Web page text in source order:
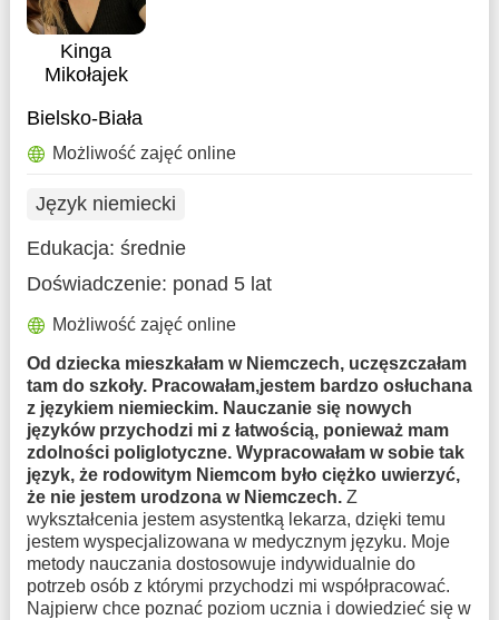
Kinga
Mikołajek
Bielsko-Biała
Możliwość zajęć online
Język niemiecki
Edukacja: średnie
Doświadczenie: ponad 5 lat
Możliwość zajęć online
Od dziecka mieszkałam w Niemczech, uczęszczałam
tam do szkoły. Pracowałam,jestem bardzo osłuchana
z językiem niemieckim. Nauczanie się nowych
języków przychodzi mi z łatwością, ponieważ mam
zdolności poliglotyczne. Wypracowałam w sobie tak
język, że rodowitym Niemcom było ciężko uwierzyć,
że nie jestem urodzona w Niemczech. Z
wykształcenia jestem asystentką lekarza, dzięki temu
jestem wyspecjalizowana w medycznym języku. Moje
metody nauczania dostosowuje indywidualnie do
potrzeb osób z którymi przychodzi mi współpracować.
Najpierw chce poznać poziom ucznia i dowiedzieć się w